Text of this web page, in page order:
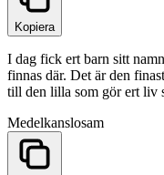
Kopiera
I dag fick ert barn sitt
finnas där. Det är den
till den lilla som gör ert liv
Medelkanslosam